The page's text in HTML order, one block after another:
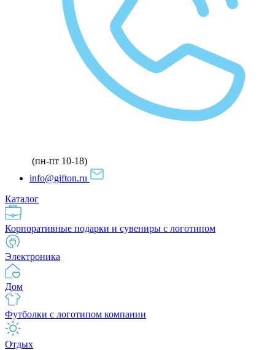
(пн-пт 10-18)
info@gifton.ru
Каталог
Корпоративные подарки и сувениры с логотипом
Электроника
Дом
Футболки с логотипом компании
Отдых